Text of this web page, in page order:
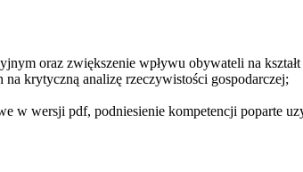
oraz zwiększenie wpływu obywateli na
krytyczną analizę rzeczywistości gospodarczej;
w wersji pdf, podniesienie kompetencji poparte